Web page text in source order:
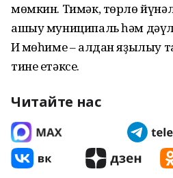
мөмкин. Тимәк, төрлө
ашыу муниципаль һәм
Иң мөһиме – алдан яҙылыу
тине етәксе.
Читайте нас